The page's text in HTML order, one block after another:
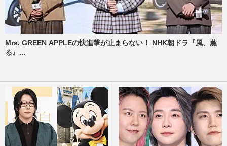
Mrs. GREEN APPLEの快進撃が止まらない！ NHK朝ドラ『風、薫
る』...